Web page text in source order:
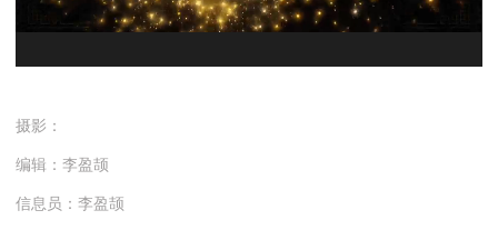
摄影：
编辑：李盈颉
信息员：李盈颉